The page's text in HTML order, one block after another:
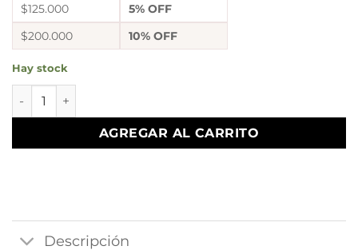
$125.000
5% OFF
$200.000
10% OFF
Hay stock
a argollas canastas astrid 20 cantidad
AGREGAR AL CARRITO
Descripción